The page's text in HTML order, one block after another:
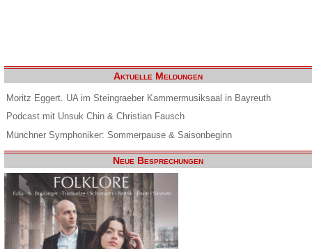
Aktuelle Meldungen
Moritz Eggert. UA im Steingraeber Kammermusiksaal in Bayreuth
Podcast mit Unsuk Chin & Christian Fausch
Münchner Symphoniker: Sommerpause & Saisonbeginn
Neue Besprechungen